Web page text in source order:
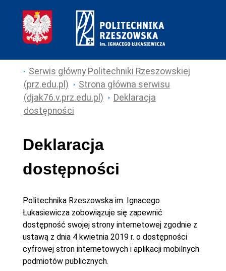
Serwis główny Politechniki Rzeszowskiej
(prz.edu.pl)
Strona główna serwisu
(djak76.v.prz.edu.pl)
Deklaracja
dostępności
Deklaracja
dostępności
Politechnika Rzeszowska im. Ignacego
Łukasiewiczazobowiązuje się zapewnić
dostępność swojej strony internetowej zgodnie z
ustawą z dnia 4 kwietnia 2019 r. o dostępności
cyfrowej stron internetowych i aplikacji mobilnych
podmiotów publicznych.